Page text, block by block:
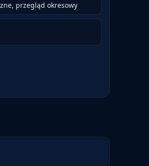
przegląd okresowy